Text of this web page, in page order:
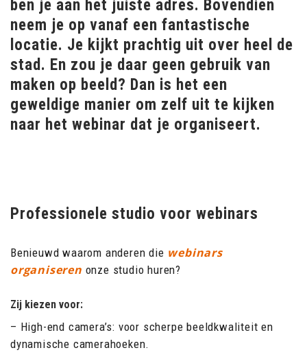
ben je aan het juiste adres. Bovendien
neem je op vanaf een fantastische
locatie. Je kijkt prachtig uit over heel de
stad. En zou je daar geen gebruik van
maken op beeld? Dan is het een
geweldige manier om zelf uit te kijken
naar het webinar dat je organiseert.
Professionele studio voor webinars
Benieuwd waarom anderen die webinars
organiseren onze studio huren?
Zij kiezen voor:
– High-end camera’s: voor scherpe beeldkwaliteit en
dynamische camerahoeken.